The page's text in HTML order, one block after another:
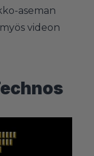
aseman
videon